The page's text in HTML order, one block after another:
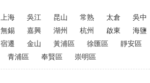
上海 吳江 昆山 常熟 太倉
吳中
無錫 嘉興 湖州 杭州 啟東
海鹽
宿遷 金山 黃浦區 徐匯區
靜安區
青浦區 奉賢區 崇明區